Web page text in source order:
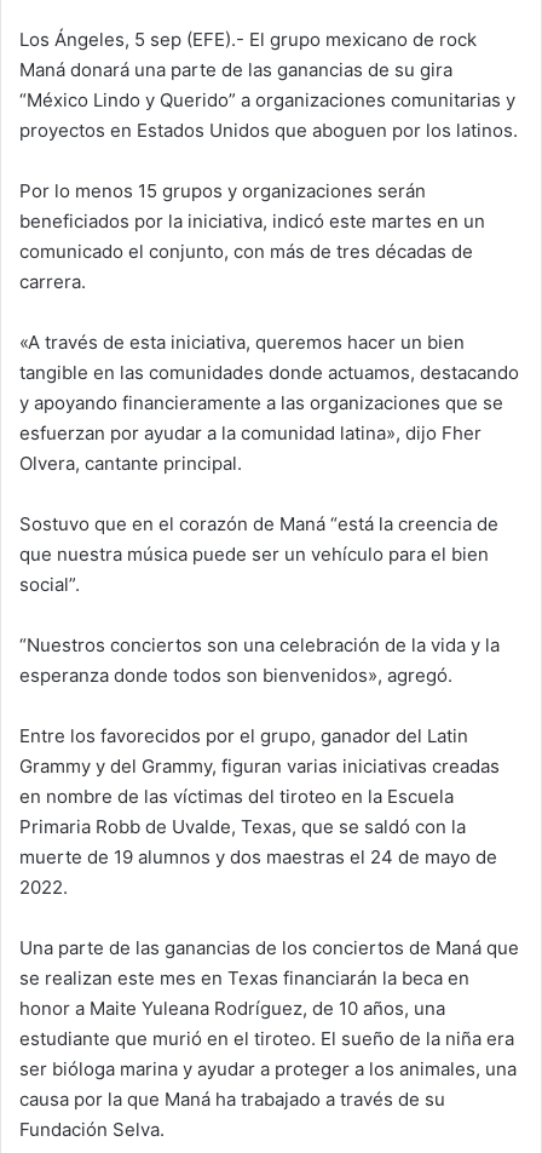
Los Ángeles, 5 sep (EFE).- El grupo mexicano de rock
Maná donará una parte de las ganancias de su gira
“México Lindo y Querido” a organizaciones comunitarias y
proyectos en Estados Unidos que aboguen por los latinos.
Por lo menos 15 grupos y organizaciones serán
beneficiados por la iniciativa, indicó este martes en un
comunicado el conjunto, con más de tres décadas de
carrera.
«A través de esta iniciativa, queremos hacer un bien
tangible en las comunidades donde actuamos, destacando
y apoyando financieramente a las organizaciones que se
esfuerzan por ayudar a la comunidad latina», dijo Fher
Olvera, cantante principal.
Sostuvo que en el corazón de Maná “está la creencia de
que nuestra música puede ser un vehículo para el bien
social”.
“Nuestros conciertos son una celebración de la vida y la
esperanza donde todos son bienvenidos», agregó.
Entre los favorecidos por el grupo, ganador del Latin
Grammy y del Grammy, figuran varias iniciativas creadas
en nombre de las víctimas del tiroteo en la Escuela
Primaria Robb de Uvalde, Texas, que se saldó con la
muerte de 19 alumnos y dos maestras el 24 de mayo de
2022.
Una parte de las ganancias de los conciertos de Maná que
se realizan este mes en Texas financiarán la beca en
honor a Maite Yuleana Rodríguez, de 10 años, una
estudiante que murió en el tiroteo. El sueño de la niña era
ser bióloga marina y ayudar a proteger a los animales, una
causa por la que Maná ha trabajado a través de su
Fundación Selva.